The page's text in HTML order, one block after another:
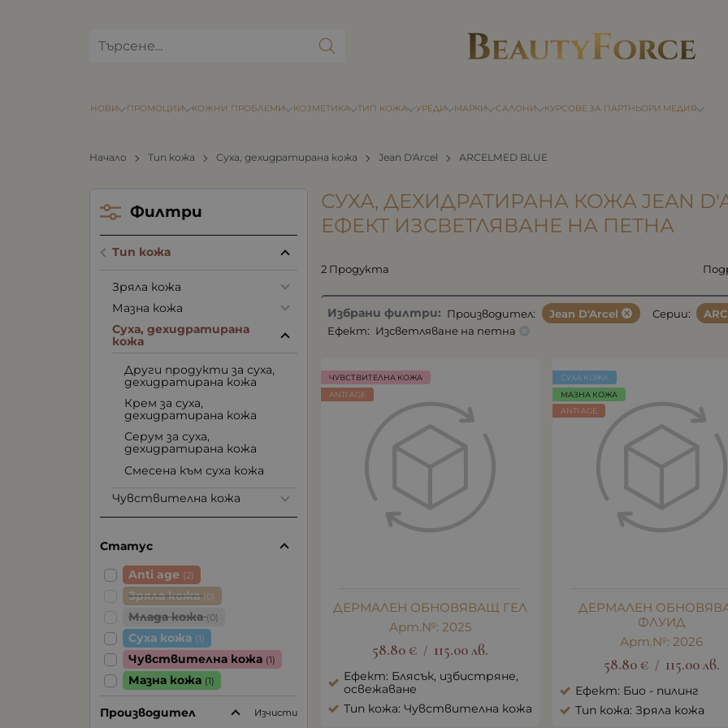
КОЗМЕТИКА ТИП КОЖА УРЕДИ
НОВИ ПРОМОЦИИ МАРКИ САЛОНИ
КОЖНИ ПРОБЛЕМИ КУРСОВЕ ЗА ПАРТНЬОРИ МЕДИЯ
Начало Тип кожа Суха, дехидратирана кожа Jean D'Arcel ARCELMED BLUE
СУХА, ДЕХИДРАТИРАНА КОЖА JEAN
ЕФЕКТ ИЗСВЕТЛЯВАНЕ НА ПЕТНА
2 Продукта
Избрани филтри: Производител: Jean D'Arcel Серии:
Ефект: Изсветляване на петна
ДЕРМАЛЕН ОБНОВЯВАЩ ГЕЛ
Арт.№: 2025
58.80€ / 115.00лв.
Ефект: Блясък, избистряне,
освежаване
Тип кожа: Чувствителна кожа
ЧУВСТВИТЕЛНА КОЖА
ANTI AGE
ДЕРМАЛЕН
ФЛУИД
Арт.№: 2026
58.80€ / 115.00лв.
Ефект: Био - пилинг
Тип кожа: Зряла кожа
СУХА КОЖА
МАЗНА КОЖА
ANTI AGE
Филтри
Тип кожа
Зряла кожа
Мазна кожа
Суха, дехидратирана
кожа
Други продукти за суха,
дехидратирана кожа
Крем за суха,
дехидратирана кожа
Серум за суха,
дехидратирана кожа
Смесена към суха кожа
Чувствителна кожа
Статус
Anti age (2)
Зряла кожа (0)
Млада кожа (0)
Суха кожа (1)
Чувствителна кожа (1)
Мазна кожа (1)
Производител Изчисти